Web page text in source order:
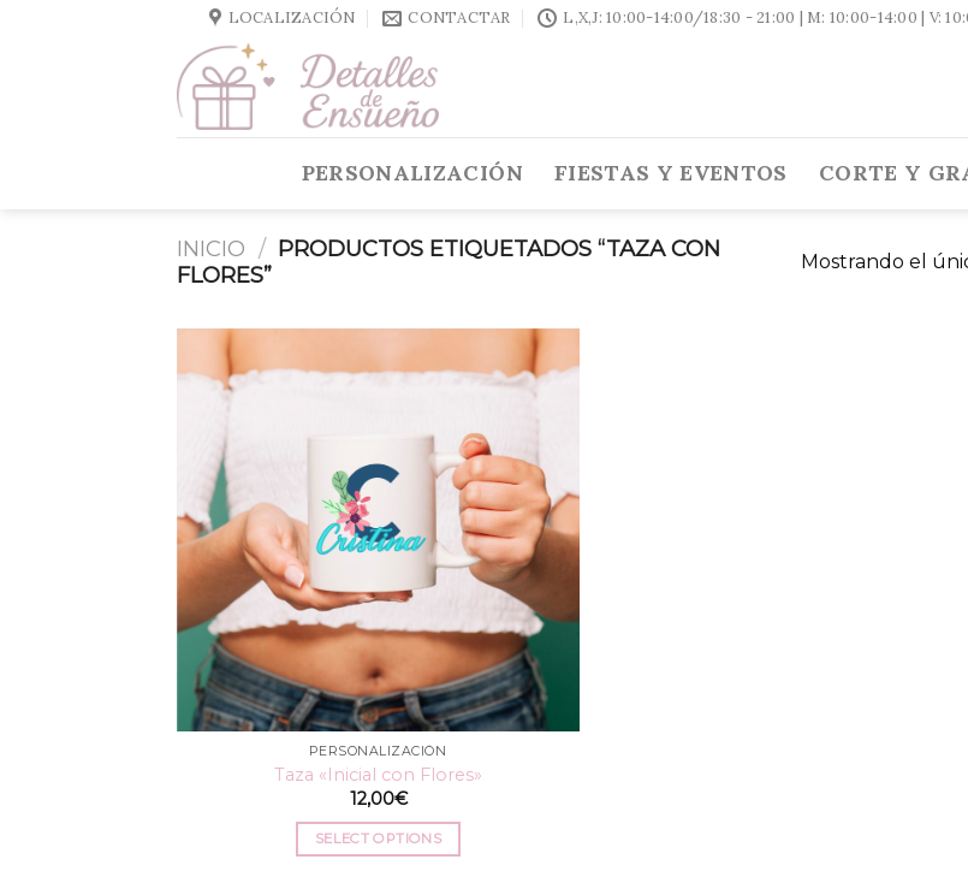
LOCALIZACIÓN CONTACTAR L,X,J: 10:00-14:00/18:30 - 21:00 | M: 10:00-14:00 | V:
PERSONALIZACIÓN FIESTAS Y EVENTOS CORTE Y
INICIO / PRODUCTOS ETIQUETADOS “TAZA CON
FLORES”
Mostrando el
PERSONALIZACIÓN
Taza «Inicial con Flores»
12,00€
SELECT OPTIONS